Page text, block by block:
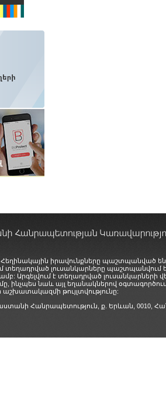
Հեղինակային իրավունքները պաշտպանված
տեղադրված լուսանկարները
Արգելվում է տեղադրված
ինչպես նաև այլ եղանակներով
թույլտվությունը:
Հանրապետություն, ք. Երևան, 0010,